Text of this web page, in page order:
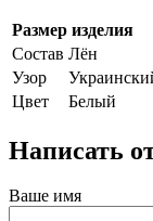
Размер изделия
Состав Лён
Узор
Цвет
Белый
Написать
Ваше имя